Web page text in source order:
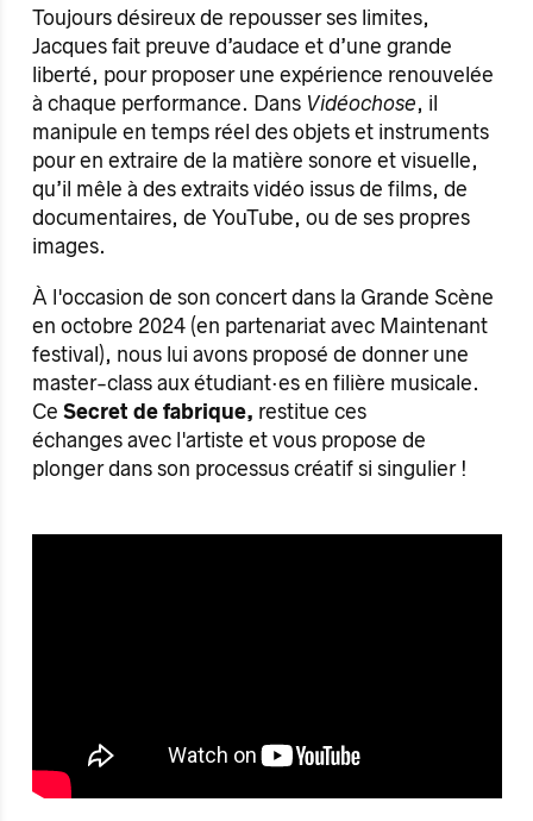
Toujours désireux de repousser ses limites,
Jacques fait preuve d’audace et d’une grande
liberté, pour proposer une expérience renouvelée
à chaque performance. Dans Vidéochose, il
manipule en temps réel des objets et instruments
pour en extraire de la matière sonore et visuelle,
qu’il mêle à des extraits vidéo issus de films, de
documentaires, de YouTube, ou de ses propres
images.
À l'occasion de son concert dans la Grande Scène
en octobre 2024 (en partenariat avec Maintenant
festival), nous lui avons proposé de donner une
master-class aux étudiant·es en filière musicale.
Ce Secret de fabrique, restitue ces
échanges avec l'artiste et vous propose de
plonger dans son processus créatif si singulier !